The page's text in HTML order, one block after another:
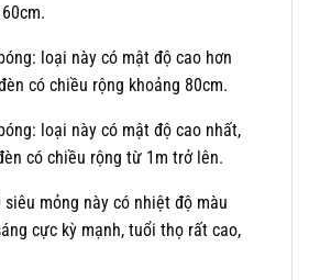
loại này có mật độ cao hơn
có chiều rộng khoảng 80cm.
loại này có mật độ cao nhất,
có chiều rộng từ 1m trở lên.
siêu mỏng này có nhiệt độ màu
cực kỳ mạnh, tuổi thọ rất cao,